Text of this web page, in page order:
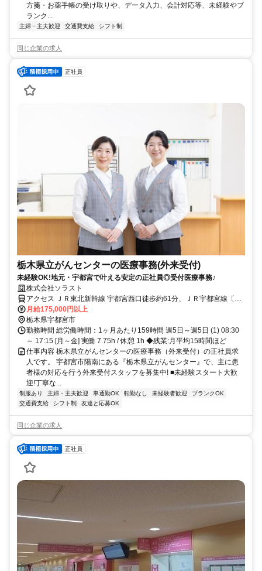
方箋・お薬手帳の受け取りや、データ入力、会計対応等、未経験やブ
ランク...
主婦・主夫歓迎 交通費支給 シフト制
同じ企業の求人
正社員
栃木県立がんセンターの医療事務(外来受付)
未経験OK!地元・宇都宮で叶える安定の正社員◎受付医療事務♪
株式会社ソラスト
アクセス ＪＲ東北新幹線 宇都宮西口徒歩約61分、ＪＲ宇都宮線〔東
北本線〕・ＪＲ上野東京ライン/ＪＲ湘南新宿ライン 宇都宮西口徒歩
約61分、ＪＲ日光線 宇都宮西口徒歩約61分 「宇都宮駅」バス25分／
車通勤可、駐車場あり、駐輪場あり
月給175,000円以上
栃木県宇都宮市
勤務時間 総労働時間：1ヶ月あたり159時間 週5日～週5日 (1) 08:30
～ 17:15 [月～金] 実働 7.75h / 休憩 1h ◆残業:月平均15時間ほど
仕事内容 栃木県立がんセンターの医療事務（外来受付）の正社員求
人です。 宇都宮市陽南にある『栃木県立がんセンター』で、主に患
者様の対応を行う外来受付スタッフを募集中! ■未経験スタート大歓
迎!丁寧な...
制服あり 主婦・主夫歓迎 車通勤OK 転勤なし 未経験者歓迎
ブランクOK
交通費支給
シフト制 友達と応募OK
同じ企業の求人
正社員